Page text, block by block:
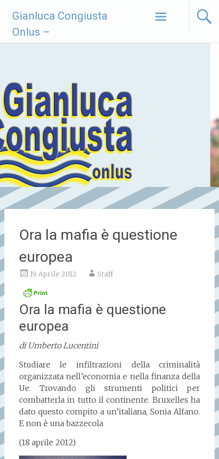
contenuto
Gianluca Congiusta
Onlus –
Ora la mafia è questione
europea
19 Aprile 2012 Staff
Ora la mafia è questione
europea
di Umberto Lucentini
Studiare le infiltrazioni della criminalità
organizzata nell’economia e nella finanza della
Ue. Trovando gli strumenti politici per
combatterla in tutto il continente. Bruxelles ha
dato questo compito a un’italiana, Sonia Alfano.
E non è una bazzecola
(18 aprile 2012)